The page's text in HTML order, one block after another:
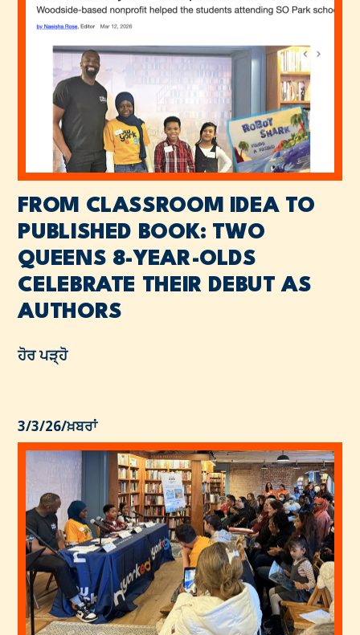
FROM CLASSROOM IDEA TO
PUBLISHED BOOK: TWO
QUEENS 8-YEAR-OLDS
CELEBRATE THEIR DEBUT AS
AUTHORS
ਹੋਰ ਪੜ੍ਹੋ
3/3/26/ਖ਼ਬਰਾਂ